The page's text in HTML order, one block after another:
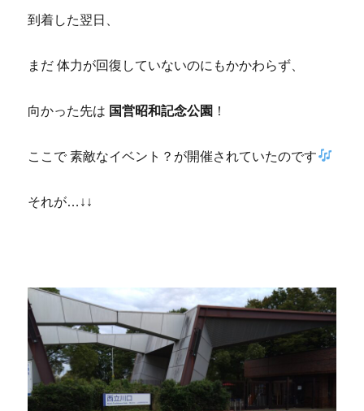
到着した翌日、
まだ 体力が回復していないのにもかかわらず、
向かった先は 国営昭和記念公園 ！
ここで 素敵なイベント？が開催されていたのです
それが…↓↓